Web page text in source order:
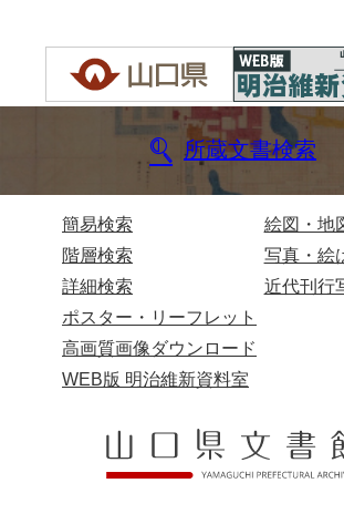
所蔵文書検索
簡易検索
階層検索
詳細検索
絵図・地
写真・絵
近代刊行
ポスター・リーフレット
高画質画像ダウンロード
WEB版 明治維新資料室